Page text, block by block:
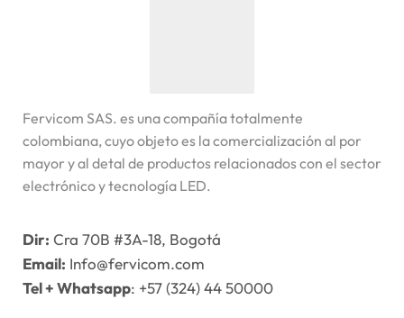
Fervicom SAS. es una compañía totalmente
colombiana, cuyo objeto es la comercialización al por
mayor y al detal de productos relacionados con el sector
electrónico y tecnología LED.
Dir: Cra 70B #3A-18, Bogotá
Email: Info@fervicom.com
Tel + Whatsapp: +57 (324) 44 50000